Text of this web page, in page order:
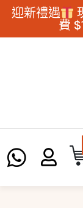
迎新禮遇
費